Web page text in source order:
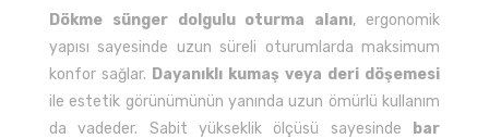
Dökme sünger dolgulu oturma alanı, ergonomik
yapısı sayesinde uzun süreli oturumlarda maksimum
konfor sağlar. Dayanıklı kumaş veya deri döşemesi
ile estetik görünümünün yanında uzun ömürlü kullanım
da vadeder. Sabit yükseklik ölçüsü sayesinde
bar